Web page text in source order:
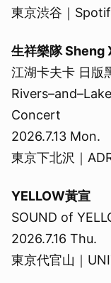
東京渋谷｜
生祥樂隊 Sheng
江湖卡夫卡 日版
Concert
2026.7.13 Mon.
東京下北沢｜
YELLOW黃宣
SOUND of
2026.7.16 Thu.
東京代官山｜